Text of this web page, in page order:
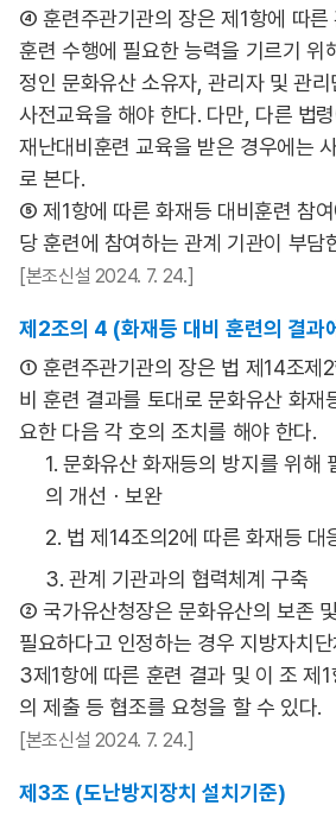
④ 훈련주관기관의 장은 제1항에 따른
훈련 수행에 필요한 능력을 기르기 위
정인 문화유산 소유자, 관리자 및 관
사전교육을 해야 한다. 다만, 다른 법
재난대비훈련 교육을 받은 경우에는
로 본다.
⑤ 제1항에 따른 화재등 대비훈련 참
당 훈련에 참여하는 관계 기관이 부담
[본조신설 2024. 7. 24.]
제2조의 4 (화재등 대비 훈련의 결과
① 훈련주관기관의 장은 법 제14조제
비 훈련 결과를 토대로 문화유산 화재
요한 다음 각 호의 조치를 해야 한다.
1. 문화유산 화재등의 방지를 위해
의 개선ㆍ보완
2. 법 제14조의2에 따른 화재등 대
3. 관계 기관과의 협력체계 구축
② 국가유산청장은 문화유산의 보존
필요하다고 인정하는 경우 지방자치
3제1항에 따른 훈련 결과 및 이 조 제
의 제출 등 협조를 요청을 할 수 있다.
[본조신설 2024. 7. 24.]
제3조 (도난방지장치 설치기준)